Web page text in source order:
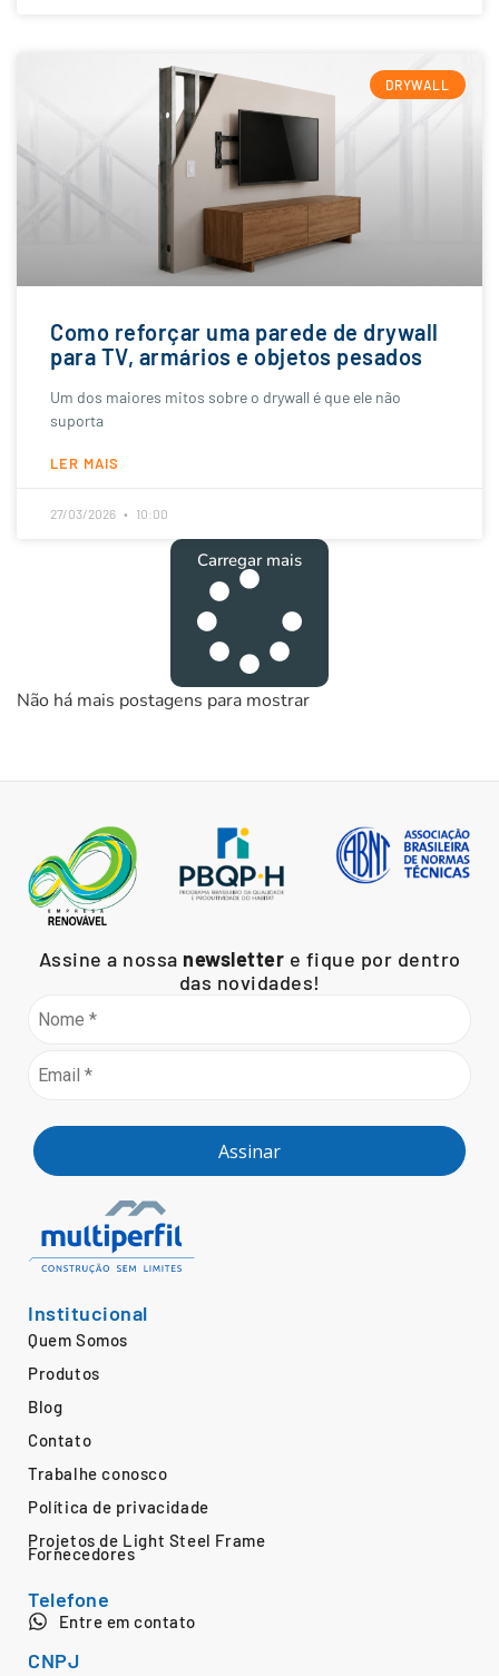
DRYWALL
Como reforçar uma parede de drywall
para TV, armários e objetos pesados
Um dos maiores mitos sobre o drywall é que ele não
suporta
LER MAIS
27/03/2026 10:00
Carregar mais
Não há mais postagens para mostrar
Assine a nossa newsletter e fique por dentro
das novidades!
Assinar
Institucional
Quem Somos
Produtos
Blog
Contato
Trabalhe conosco
Política de privacidade
Projetos de Light Steel Frame
Fornecedores
Telefone
Entre em contato
CNPJ